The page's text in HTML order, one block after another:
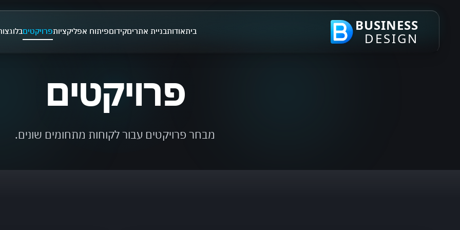
BUSINESS
DESIGN ביתאודותבניית אתריםקידוםפיתוח אפליקציותפרויקטיםבלוג
פרויקטים
מבחר פרויקטים עבור לקוחות מתחומים שונים.